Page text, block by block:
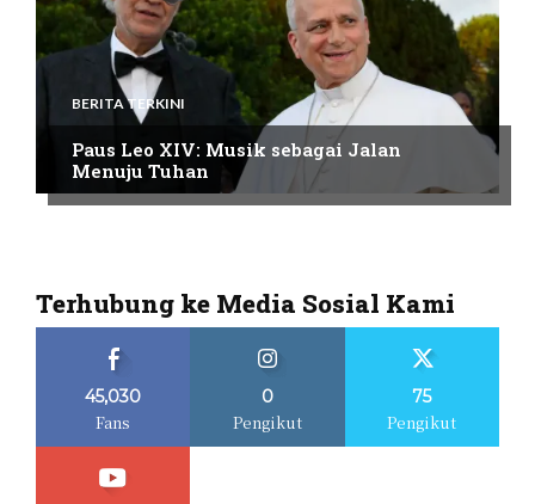
BERITA TERKINI
Paus Leo XIV: Musik sebagai Jalan
Menuju Tuhan
Terhubung ke Media Sosial Kami
45,030
Fans
0
Pengikut
75
Pengikut